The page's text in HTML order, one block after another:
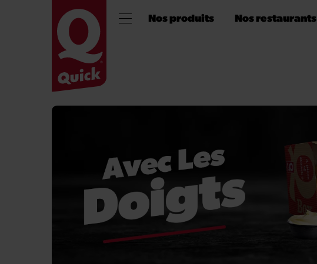
Nos produits Nos restaurants